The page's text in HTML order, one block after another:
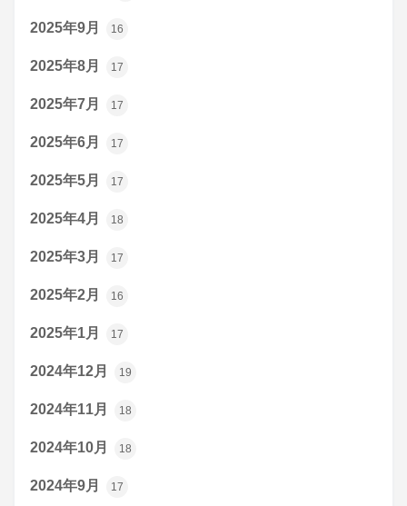
2025年9月 16
2025年8月 17
2025年7月 17
2025年6月 17
2025年5月 17
2025年4月 18
2025年3月 17
2025年2月 16
2025年1月 17
2024年12月 19
2024年11月 18
2024年10月 18
2024年9月 17